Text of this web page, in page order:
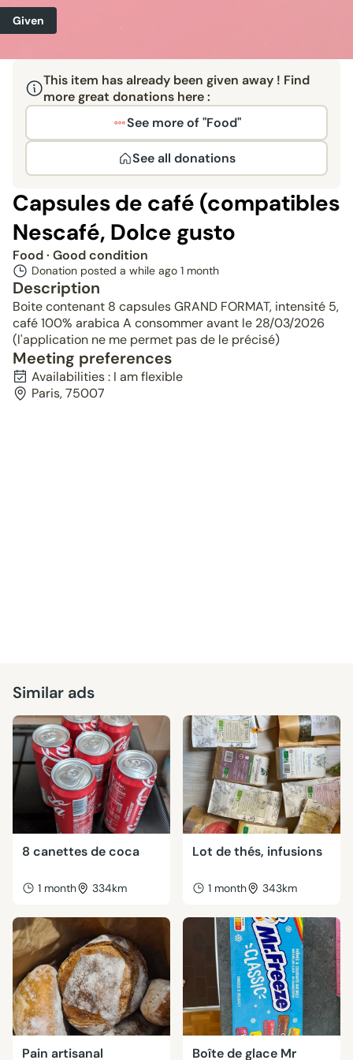
Given
This item has already been given away ! Find
more great donations here :
See more of "Food"
See all donations
Capsules de café (compatibles
Nescafé, Dolce gusto
Food· Good condition
Donation posted a while ago 1 month
Description
Boite contenant 8 capsules GRAND FORMAT, intensité 5,
café 100% arabica A consommer avant le 28/03/2026
(l'application ne me permet pas de le précisé)
Meeting preferences
Availabilities : I am flexible
Paris, 75007
Similar ads
8 canettes de coca
1 month 334km
Lot de thés, infusions
1 month 343km
Pain artisanal Boîte de glace Mr